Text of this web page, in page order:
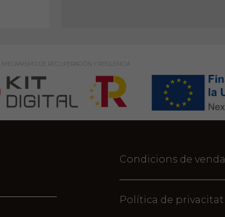
DE RECUPERACIÓN Y RESILENCIA
Condicions de venda
Política de privacitat